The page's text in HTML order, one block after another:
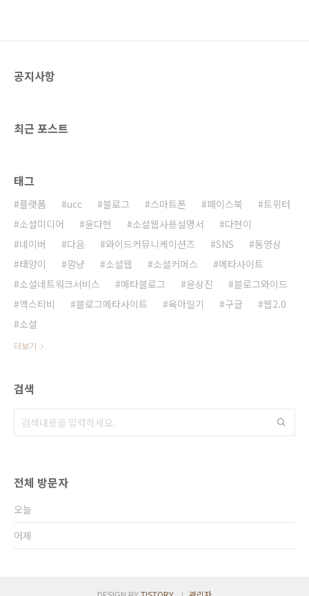
북이 주류 서비스로써 자리매김하고 있습니다.
'소셜'을 ..
공지사항
최근 포스트
태그
플랫폼 ucc 블로그 스마트폰 페이스북
트위터
소셜미디어
윤다현 소셜웹사용설명서
다현이
네이버
다음 와이드커뮤니케이션즈 SNS
동영상
태양이
깜냥 소셜웹 소셜커머스
메타사이트
소셜네트워크서비스
메타블로그 윤상진
블로그와이드
엑스티비
블로그메타사이트 육아일기 구글
웹2.0
소셜
더보기
검색
전체 방문자
오늘
어제